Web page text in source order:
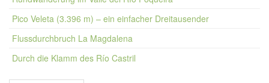
Pico Veleta (3.396 m) – ein einfacher Dreitausender
Flussdurchbruch La Magdalena
Durch die Klamm des Río Castril